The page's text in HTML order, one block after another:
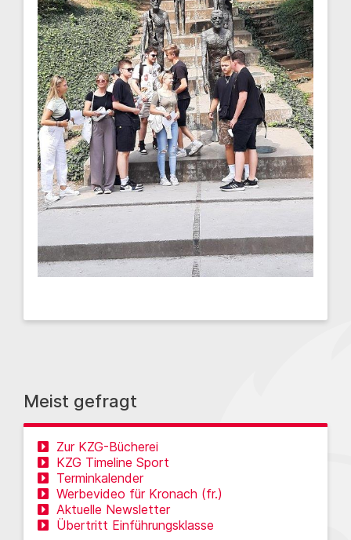
Meist gefragt
Zur KZG-Bücherei
KZG Timeline Sport
Terminkalender
Werbevideo für Kronach (fr.)
Aktuelle Newsletter
Übertritt Einführungsklasse